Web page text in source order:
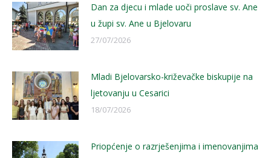
Dan za djecu i mlade uoči proslave sv. Ane
u župi sv. Ane u Bjelovaru
27/07/2026
Mladi Bjelovarsko-križevačke biskupije na
ljetovanju u Cesarici
18/07/2026
Priopćenje o razrješenjima i imenovanjima